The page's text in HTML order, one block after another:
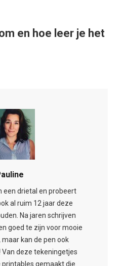
en hoe leer je het
een drietal en probeert
al ruim 12 jaar deze
Na jaren schrijven
goed te zijn voor mooie
kan de pen ook
deze tekeningetjes
gemaakt die